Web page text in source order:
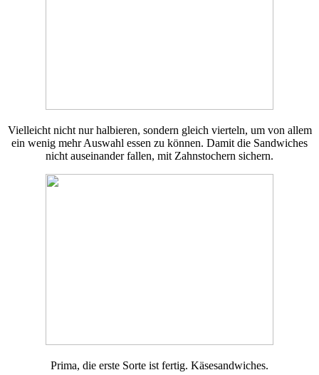
Vielleicht nicht nur halbieren, sondern gleich vierteln, um von allem
ein wenig mehr Auswahl essen zu können. Damit die Sandwiches
nicht auseinander fallen, mit Zahnstochern sichern.
Prima, die erste Sorte ist fertig. Käsesandwiches.